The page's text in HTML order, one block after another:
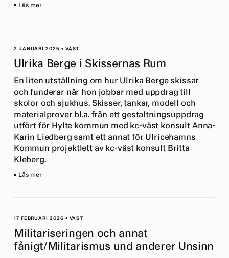
Läs mer
2 JANUARI 2025 • VÄST
Ulrika Berge i Skissernas Rum
En liten utställning om hur Ulrika Berge skissar
och funderar när hon jobbar med uppdrag till
skolor och sjukhus. Skisser, tankar, modell och
materialprover bl.a. från ett gestaltningsuppdrag
utfört för Hylte kommun med kc-väst konsult Anna-
Karin Liedberg samt ett annat för Ulricehamns
Kommun projektlett av kc-väst konsult Britta
Kleberg.
Läs mer
17 FEBRUARI 2026 • VÄST
Militariseringen och annat
fånigt/Militarismus und anderer Unsinn